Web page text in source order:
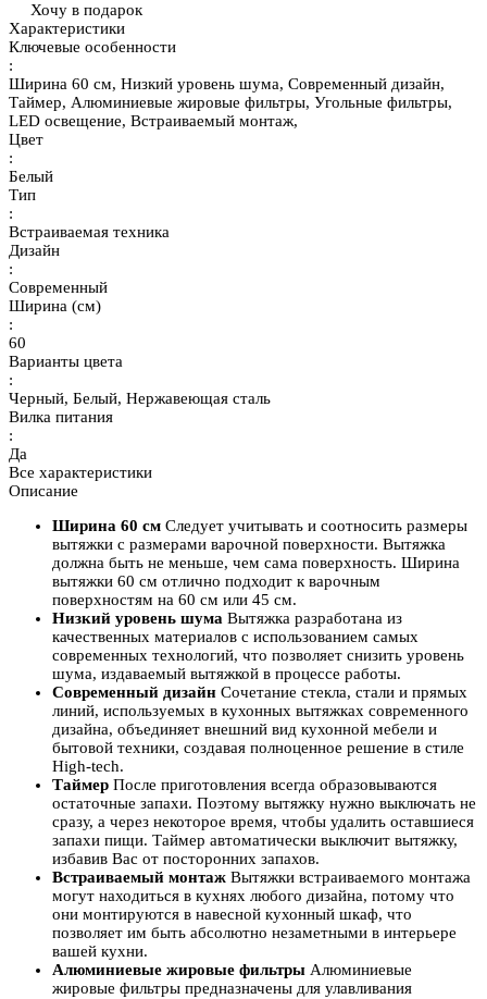
Хочу в подарок
Характеристики
Ключевые особенности
:
Ширина 60 см, Низкий уровень шума, Современный дизайн,
Таймер, Алюминиевые жировые фильтры, Угольные фильтры,
LED освещение, Встраиваемый монтаж,
Цвет
:
Белый
Тип
:
Встраиваемая техника
Дизайн
:
Современный
Ширина (см)
:
60
Варианты цвета
:
Черный, Белый, Нержавеющая сталь
Вилка питания
:
Да
Все характеристики
Описание
Ширина 60 см Следует учитывать и соотносить размеры
вытяжки с размерами варочной поверхности. Вытяжка
должна быть не меньше, чем сама поверхность. Ширина
вытяжки 60 см отлично подходит к варочным
поверхностям на 60 см или 45 см.
Низкий уровень шума Вытяжка разработана из
качественных материалов с использованием самых
современных технологий, что позволяет снизить уровень
шума, издаваемый вытяжкой в процессе работы.
Современный дизайн Сочетание стекла, стали и прямых
линий, используемых в кухонных вытяжках современного
дизайна, объединяет внешний вид кухонной мебели и
бытовой техники, создавая полноценное решение в стиле
High-tech.
Таймер После приготовления всегда образовываются
остаточные запахи. Поэтому вытяжку нужно выключать не
сразу, а через некоторое время, чтобы удалить оставшиеся
запахи пищи. Таймер автоматически выключит вытяжку,
избавив Вас от посторонних запахов.
Встраиваемый монтаж Вытяжки встраиваемого монтажа
могут находиться в кухнях любого дизайна, потому что
они монтируются в навесной кухонный шкаф, что
позволяет им быть абсолютно незаметными в интерьере
вашей кухни.
Алюминиевые жировые фильтры Алюминиевые
жировые фильтры предназначены для улавливания